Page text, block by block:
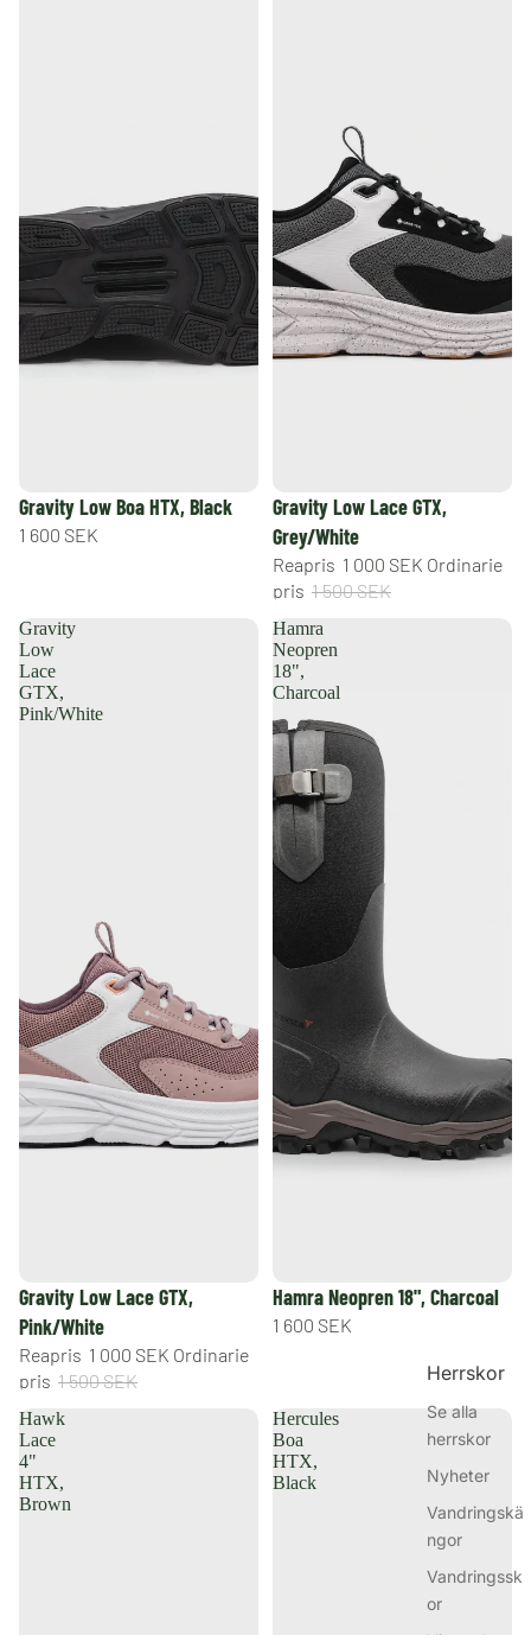
Herrskor
Se alla
herrskor
Nyheter
Vandringskä
ngor
Vandringssk
or
Gravity Low Boa HTX, Black
1 600 SEK
REA
Gravity Low Lace GTX,
Grey/White
Reapris 1 000 SEK Ordinarie
pris 1 500 SEK
Gravity
Low
Lace
GTX,
Pink/White
REA
Gravity Low Lace GTX,
Pink/White
Reapris 1 000 SEK Ordinarie
pris 1 500 SEK
Hamra
Neopren
18",
Charcoal
Hamra Neopren 18", Charcoal
1 600 SEK
Hawk
Lace
4"
HTX,
Brown
Hercules
Boa
HTX,
Black